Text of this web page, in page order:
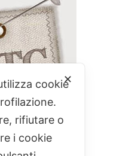
✕
cookie
rifiutare o
i cookie